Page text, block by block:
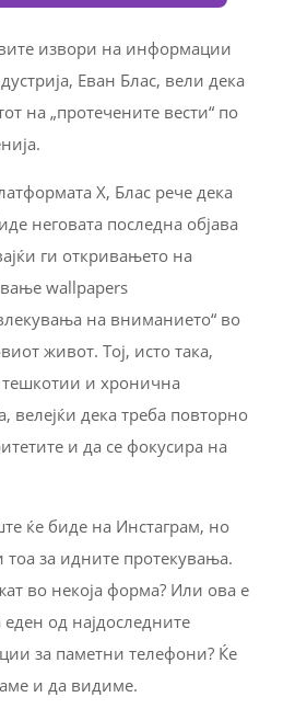
извори на информации
Еван Блас, вели дека
на „протечените вести“ по
X, Блас рече дека
неговата последна објава
ги откривањето на
wallpapers
на вниманието“ во
живот. Тој, исто така,
и хронична
велејќи дека треба повторно
и да се фокусира на
ќе биде на Инстаграм, но
тоа за идните протекувања.
во некоја форма? Или ова е
од најдоследните
за паметни телефони? Ќе
и да видиме.